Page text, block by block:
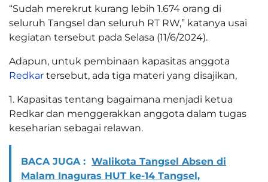
“Sudah merekrut kurang lebih 1.674 orang di
seluruh Tangsel dan seluruh RT RW,” katanya usai
kegiatan tersebut pada Selasa (11/6/2024).
Adapun, untuk pembinaan kapasitas anggota
Redkar tersebut, ada tiga materi yang disajikan,
1. Kapasitas tentang bagaimana menjadi ketua
Redkar dan menggerakkan anggota dalam tugas
keseharian sebagai relawan.
BACA JUGA : Walikota Tangsel Absen di
Malam Inaguras HUT ke-14 Tangsel,